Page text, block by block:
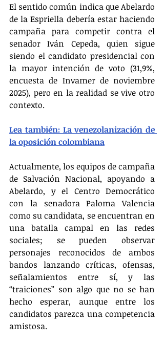
El sentido común indica que Abelardo
de la Espriella debería estar haciendo
campaña para competir contra el
senador Iván Cepeda, quien sigue
siendo el candidato presidencial con
la mayor intención de voto (31,9%,
encuesta de Invamer de noviembre
2025), pero en la realidad se vive otro
contexto.
Lea también: La venezolanización de
la oposición colombiana
Actualmente, los equipos de campaña
de Salvación Nacional, apoyando a
Abelardo, y el Centro Democrático
con la senadora Paloma Valencia
como su candidata, se encuentran en
una batalla campal en las redes
sociales; se pueden observar
personajes reconocidos de ambos
bandos lanzando críticas, ofensas,
señalamientos entre sí, y las
“traiciones” son algo que no se han
hecho esperar, aunque entre los
candidatos parezca una competencia
amistosa.